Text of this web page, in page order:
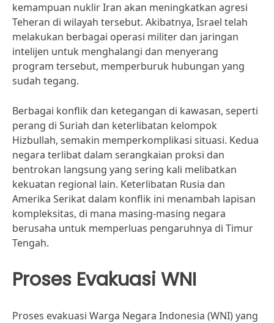
kemampuan nuklir Iran akan meningkatkan agresi
Teheran di wilayah tersebut. Akibatnya, Israel telah
melakukan berbagai operasi militer dan jaringan
intelijen untuk menghalangi dan menyerang
program tersebut, memperburuk hubungan yang
sudah tegang.
Berbagai konflik dan ketegangan di kawasan, seperti
perang di Suriah dan keterlibatan kelompok
Hizbullah, semakin memperkomplikasi situasi. Kedua
negara terlibat dalam serangkaian proksi dan
bentrokan langsung yang sering kali melibatkan
kekuatan regional lain. Keterlibatan Rusia dan
Amerika Serikat dalam konflik ini menambah lapisan
kompleksitas, di mana masing-masing negara
berusaha untuk memperluas pengaruhnya di Timur
Tengah.
Proses Evakuasi WNI
Proses evakuasi Warga Negara Indonesia (WNI) yang